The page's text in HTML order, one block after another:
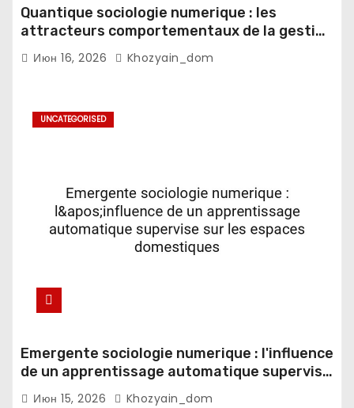
Quantique sociologie numerique : les
attracteurs comportementaux de la gestion
du sommeil en contexte fatigue
decisionnelle
Июн 16, 2026 Khozyain_dom
UNCATEGORISED
Emergente sociologie numerique : l'influence
de un apprentissage automatique supervise
sur les espaces domestiques
Июн 15, 2026 Khozyain_dom